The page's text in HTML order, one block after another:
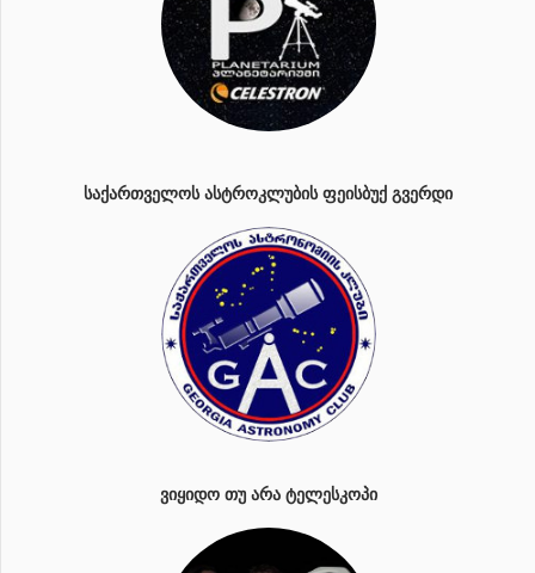
ᲡᲐᲥᲐᲠᲗᲕᲔᲚᲝᲡ ᲐᲡᲢᲠᲝᲙᲚᲣᲑᲘᲡ ᲤᲔᲘᲡᲑᲣᲥ ᲒᲕᲔᲠᲓᲘ
ᲕᲘᲧᲘᲓᲝ ᲗᲣ ᲐᲠᲐ ᲢᲔᲚᲔᲡᲙᲝᲞᲘ